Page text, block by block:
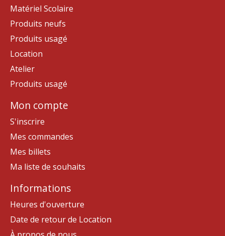
Matériel Scolaire
Produits neufs
Produits usagé
Location
Atelier
Produits usagé
Mon compte
S'inscrire
Mes commandes
Mes billets
Ma liste de souhaits
Informations
Heures d'ouverture
Date de retour de Location